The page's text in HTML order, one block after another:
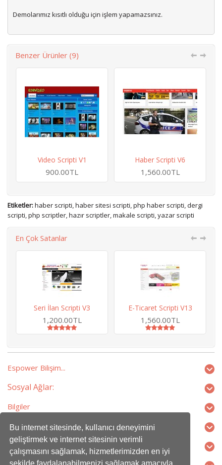
Bu internet sitesinde, kullanıcı deneyimini
geliştirmek ve internet sitesinin verimli
çalışmasını sağlamak, hizmetlerimizden en iyi
şekilde faydalanabilmenizi sağlamak amacıyla
Demolarımız kısıtlı olduğu için işlem yapamazsınız.
Benzer Ürünler (9)
Video Scripti V1
900.00TL
Haber Scripti V6
1,560.00TL
Etiketler:haber scripti,haber sitesi scripti,php haber scripti,dergi
scripti,php scriptler,hazır scriptler,makale scripti,yazar scripti
En Çok Satanlar
Seri İlan Scripti V3
1,200.00TL
E-Ticaret Scripti V13
1,560.00TL
Espower Bilişim...
Sosyal Ağlar:
Bilgiler
Ekstralar
Profilim